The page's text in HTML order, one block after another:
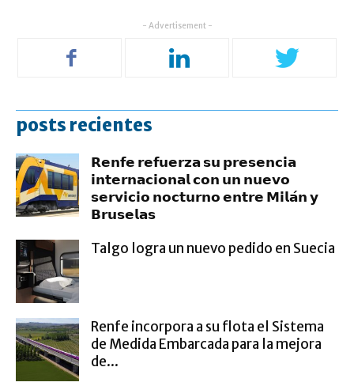
- Advertisement -
posts recientes
𝗥𝗲𝗻𝗳𝗲 𝗿𝗲𝗳𝘂𝗲𝗿𝘇𝗮 𝘀𝘂 𝗽𝗿𝗲𝘀𝗲𝗻𝗰𝗶𝗮
𝗶𝗻𝘁𝗲𝗿𝗻𝗮𝗰𝗶𝗼𝗻𝗮𝗹 𝗰𝗼𝗻 𝘂𝗻 𝗻𝘂𝗲𝘃𝗼
𝘀𝗲𝗿𝘃𝗶𝗰𝗶𝗼 𝗻𝗼𝗰𝘁𝘂𝗿𝗻𝗼 𝗲𝗻𝘁𝗿𝗲 𝗠𝗶𝗹𝗮́𝗻 𝘆
𝗕𝗿𝘂𝘀𝗲𝗹𝗮𝘀
Talgo logra un nuevo pedido en Suecia
Renfe incorpora a su flota el Sistema
de Medida Embarcada para la mejora
de...